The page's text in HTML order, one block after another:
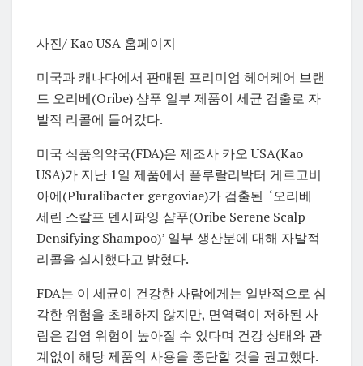
사진/ Kao USA 홈페이지
미국과 캐나다에서 판매된 프리미엄 헤어케어 브랜
드 오리베(Oribe) 샴푸 일부 제품이 세균 검출로 자
발적 리콜에 들어갔다.
미국 식품의약국(FDA)은 제조사 카오 USA(Kao
USA)가 지난 1일 제품에서 플루랄리박터 게르고비
아에(Pluralibacter gergoviae)가 검출된 ‘오리베
세린 스칼프 덴시파잉 샴푸(Oribe Serene Scalp
Densifying Shampoo)’ 일부 생산분에 대해 자발적
리콜을 실시했다고 밝혔다.
FDA는 이 세균이 건강한 사람에게는 일반적으로 심
각한 위험을 초래하지 않지만, 면역력이 저하된 사
람은 감염 위험이 높아질 수 있다며 건강 상태와 관
계없이 해당 제품의 사용을 중단할 것을 권고했다.